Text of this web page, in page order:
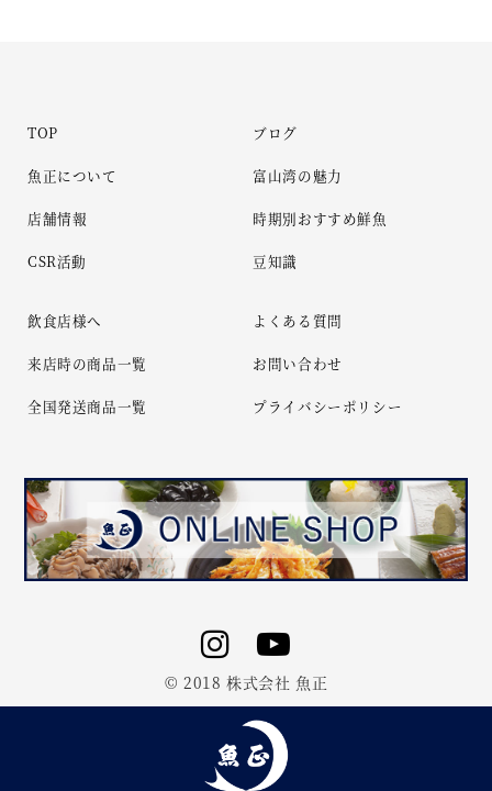
TOP
魚正について
店舗情報
CSR活動
ブログ
富山湾の魅力
時期別おすすめ鮮魚
豆知識
飲食店様へ
来店時の商品一覧
全国発送商品一覧
よくある質問
お問い合わせ
プライバシーポリシー
© 2018 株式会社 魚正